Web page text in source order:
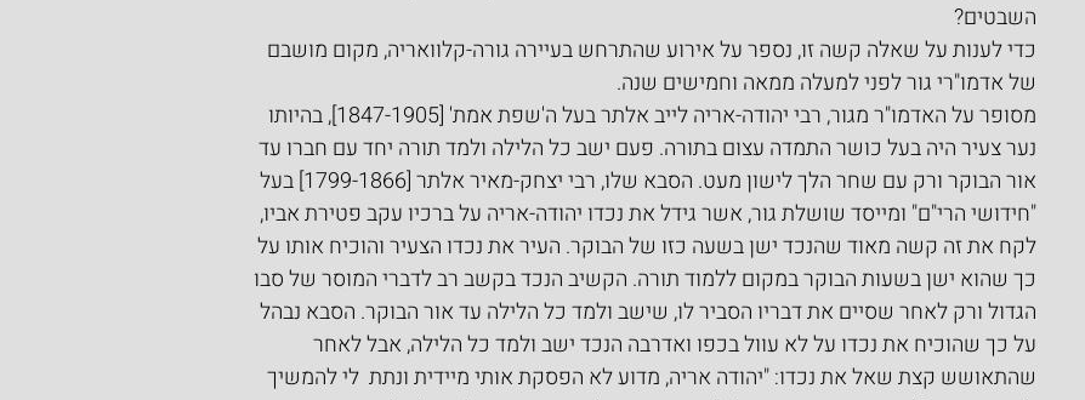
השבטים?
כדי לענות על שאלה קשה זו, נספר על אירוע שהתרחש בעיירה גורה-קלוואריה, מקום מושבם
של אדמו"רי גור לפני למעלה ממאה וחמישים שנה.
מסופר על האדמו"ר מגור, רבי יהודה-אריה לייב אלתר בעל ה'שפת אמת' [1847-1905], בהיותו
נער צעיר היה בעל כושר התמדה עצום בתורה. פעם ישב כל הלילה ולמד תורה יחד עם חברו עד
אור הבוקר ורק עם שחר הלך לישון מעט. הסבא שלו, רבי יצחק-מאיר אלתר [1799-1866] בעל
"חידושי הרי"ם" ומייסד שושלת גור, אשר גידל את נכדו יהודה-אריה על ברכיו עקב פטירת אביו,
לקח את זה קשה מאוד שהנכד ישן בשעה כזו של הבוקר. העיר את נכדו הצעיר והוכיח אותו על
כך שהוא ישן בשעות הבוקר במקום ללמוד תורה. הקשיב הנכד בקשב רב לדברי המוסר של סבו
הגדול ורק לאחר שסיים את דבריו הסביר לו, שישב ולמד כל הלילה עד אור הבוקר. הסבא נבהל
על כך שהוכיח את נכדו על לא עוול בכפו ואדרבה הנכד ישב ולמד כל הלילה, אבל לאחר
שהתאושש קצת שאל את נכדו: "יהודה אריה, מדוע לא הפסקת אותי מיידית ונתת  לי להמשיך